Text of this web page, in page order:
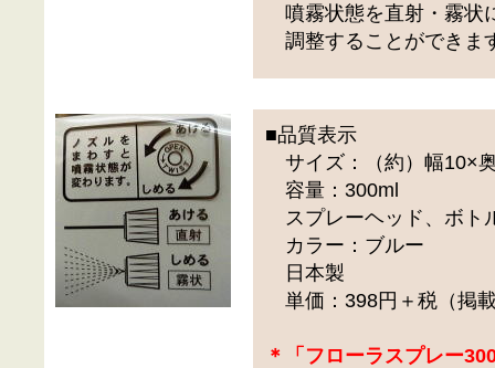
噴霧状態を直射・霧状
調整することができま
■品質表示
サイズ：（約）幅10×
容量：300ml
スプレーヘッド、ボト
カラー：ブルー
日本製
単価：398円＋税（掲
＊「フローラスプレー